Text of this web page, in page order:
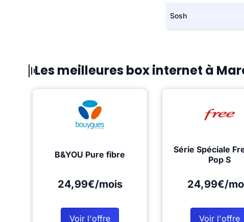
Sosh
Les meilleures box internet à
B&YOU Pure fibre
24,99€/mois
Voir l'offre
Série Spéciale
Pop S
24,99€/
Voir l'offre